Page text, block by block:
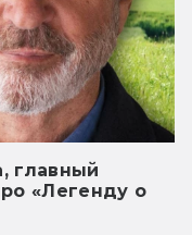
главный
«Легенду о